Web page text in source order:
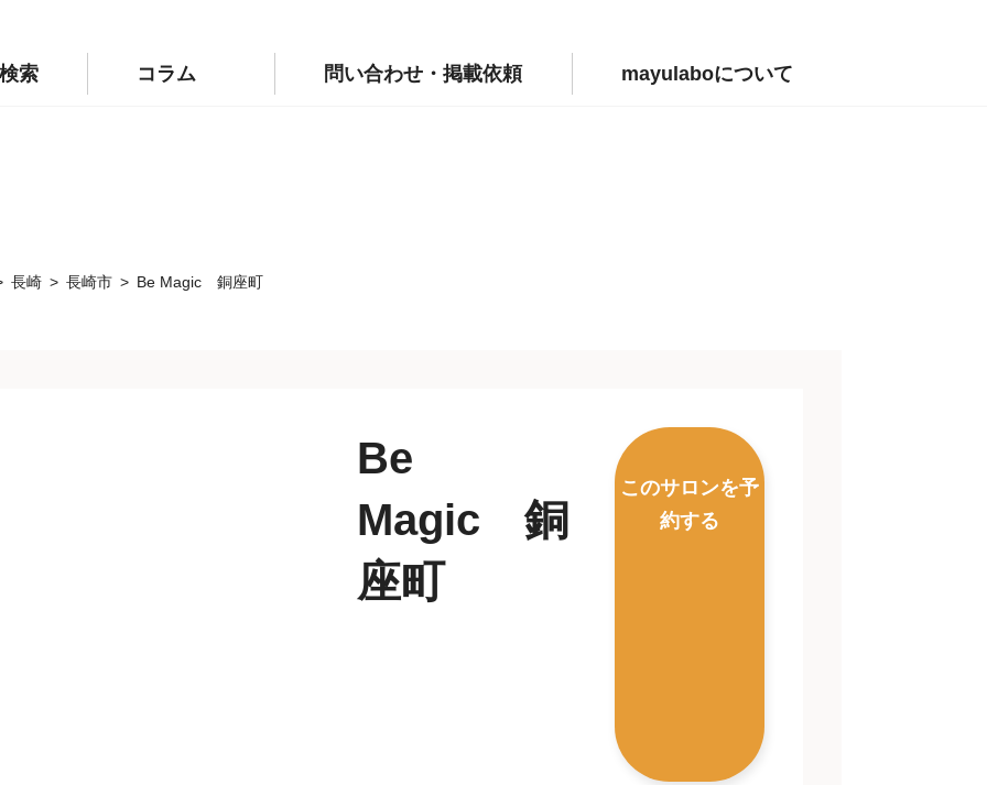
public_html/wp-config.php
索 コラム 問い合わせ・掲載依頼 mayulaboについて
長崎 長崎市 Be Magic 銅座町
Be
Magic 銅
座町
このサロンを予
約する